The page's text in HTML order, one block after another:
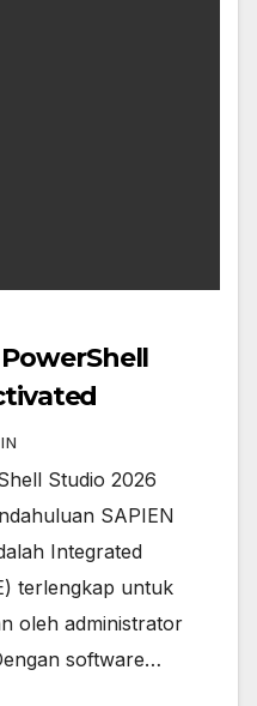
Studio 2026
SAPIEN
Integrated
terlengkap untuk
oleh administrator
software…